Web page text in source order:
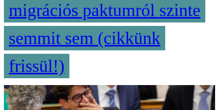
migrációs paktumról szinte
semmit sem (cikkünk
frissül!)